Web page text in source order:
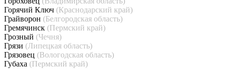
Горячий Ключ (Краснодарский край)
Грайворон (Белгородская область)
Гремячинск (Пермский край)
Грозный (Чечня)
Грязи (Липецкая область)
Грязовец (Вологодская область)
Губаха (Пермский край)